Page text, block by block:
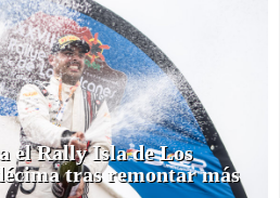
el Rally Isla de Los
tras remontar más